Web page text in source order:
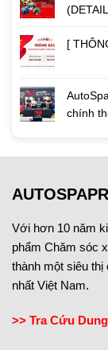
[
chính
Với hơn 10 năm
phẩm Chăm sóc
thành một siêu
nhất Việt Nam.
>> Tra Cứu